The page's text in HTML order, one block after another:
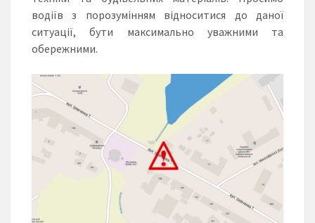
водіїв з порозумінням відноситися до даної
ситуації, бути максимально уважними та
обережними.